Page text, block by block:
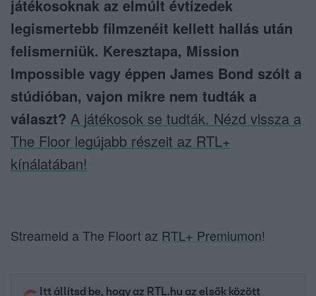
játékosoknak az elmúlt évtizedek
legismertebb filmzenéit kellett hallás után
felismerniük. Keresztapa, Mission
Impossible vagy éppen James Bond szólt a
stúdióban, vajon mikre nem tudták a
választ? A játékosok se tudták. Nézd vissza a
The Floor legújabb részeit az RTL+
kínálatában!
Streameld a The Floort az RTL+ Premiumon!
Itt állítsd be, hogy az RTL.hu az elsők között